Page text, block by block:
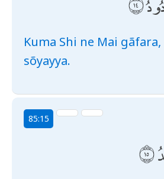
Kuma Shi ne Mai
sõyayya.
85:15